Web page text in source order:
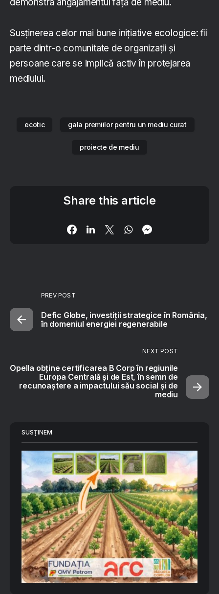
Susținerea celor mai bune inițiative ecologice: fii
parte dintr-o comunitate de organizații și
persoane care se implică activ în protejarea
mediului.
ecotic gala premiilor pentru un mediu curat
proiecte de mediu
Share this article
PREV POST
Defic Globe, investiții strategice în România,
în domeniul energiei regenerabile
NEXT POST
Opella obține certificarea B Corp în regiunile
Europa Centrală și de Est, în semn de
recunoaștere a impactului său social și de
mediu
SUSȚINEM